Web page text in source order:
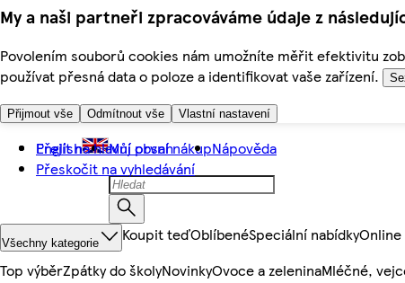
My a naši partneři zpracováváme údaje z
Povolením souborů cookies nám umožníte měřit efektivitu
používat přesná data o poloze a identifikovat vaše zařízení.
Přijmout vše Odmítnout vše Vlastní nastavení
Přejít na hlavní obsah
Přeskočit na vyhledávání
English Můj první nákupNápověda
Všechny kategorie Koupit teďOblíbenéSpeciální nabídky
Top výběrZpátky do školyNovinkyOvoce a zeleninaMléčné,